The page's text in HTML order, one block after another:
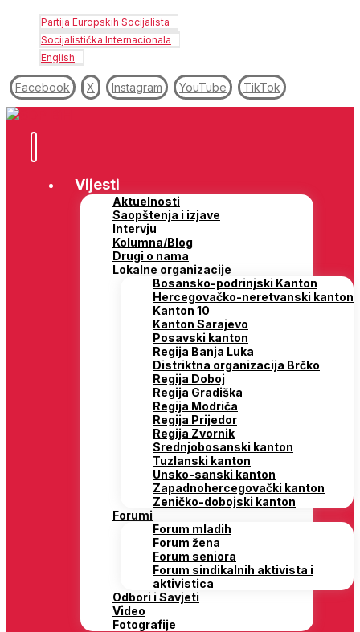
Partija Europskih Socijalista
Socijalistička Internacionala
English
Facebook X Instagram YouTube TikTok
Vijesti
Aktuelnosti
Saopštenja i izjave
Intervju
Kolumna/Blog
Drugi o nama
Lokalne organizacije
Bosansko-podrinjski Kanton
Hercegovačko-neretvanski kanton
Kanton 10
Kanton Sarajevo
Posavski kanton
Regija Banja Luka
Distriktna organizacija Brčko
Regija Doboj
Regija Gradiška
Regija Modriča
Regija Prijedor
Regija Zvornik
Srednjobosanski kanton
Tuzlanski kanton
Unsko-sanski kanton
Zapadnohercegovački kanton
Zeničko-dobojski kanton
Forumi
Forum mladih
Forum žena
Forum seniora
Forum sindikalnih aktivista i
aktivistica
Odbori i Savjeti
Video
Fotografije